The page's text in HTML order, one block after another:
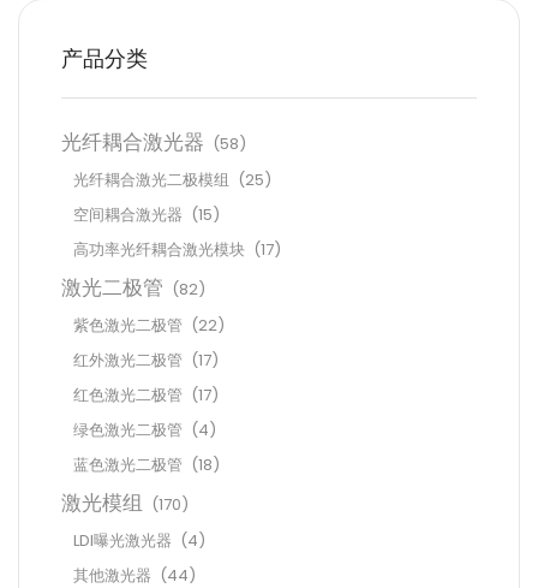
产品分类
光纤耦合激光器 (58)
光纤耦合激光二极模组 (25)
空间耦合激光器 (15)
高功率光纤耦合激光模块 (17)
激光二极管 (82)
紫色激光二极管 (22)
红外激光二极管 (17)
红色激光二极管 (17)
绿色激光二极管 (4)
蓝色激光二极管 (18)
激光模组 (170)
LDI曝光激光器 (4)
其他激光器 (44)